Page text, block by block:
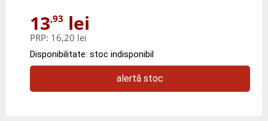
13,93 lei
PRP: 16,20 lei
Disponibilitate: stoc indisponibil
alertă stoc